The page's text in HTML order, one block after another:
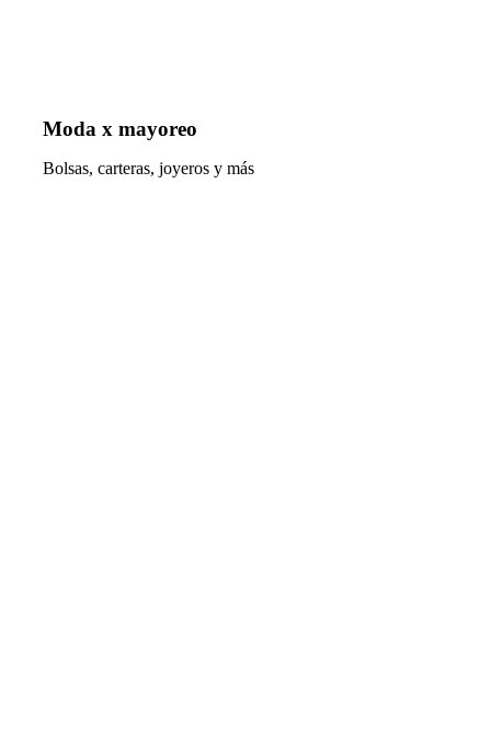
Moda x mayoreo
Bolsas, carteras, joyeros y más